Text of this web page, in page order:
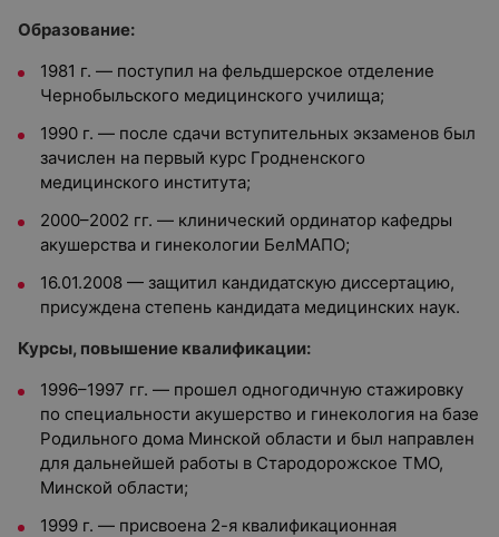
Образование:
1981 г. — поступил на фельдшерское отделение
Чернобыльского медицинского училища;
1990 г. — после сдачи вступительных экзаменов был
зачислен на первый курс Гродненского
медицинского института;
2000–2002 гг. — клинический ординатор кафедры
акушерства и гинекологии БелМАПО;
16.01.2008 — защитил кандидатскую диссертацию,
присуждена степень кандидата медицинских наук.
Курсы, повышение квалификации:
1996–1997 гг. — прошел одногодичную стажировку
по специальности акушерство и гинекология на базе
Родильного дома Минской области и был направлен
для дальнейшей работы в Стародорожское ТМО,
Минской области;
1999 г. — присвоена 2-я квалификационная